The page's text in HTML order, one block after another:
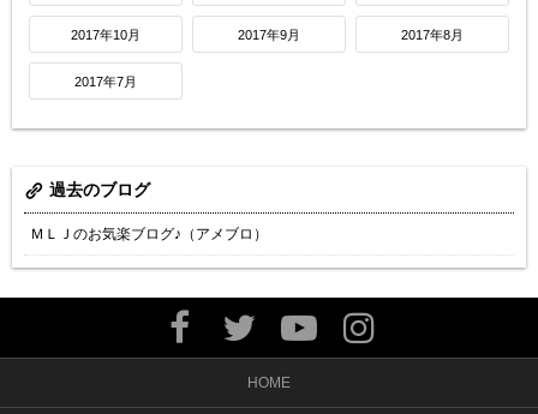
2017年10月 2017年9月 2017年8月
2017年7月
過去のブログ
ＭＬＪのお気楽ブログ♪（アメブロ）
HOME